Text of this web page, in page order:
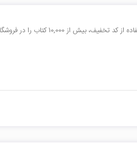
از 10,000 کتاب را در فروشگاه اینترنتی بنوبوک با %20 تخفیف خریداری کنید.